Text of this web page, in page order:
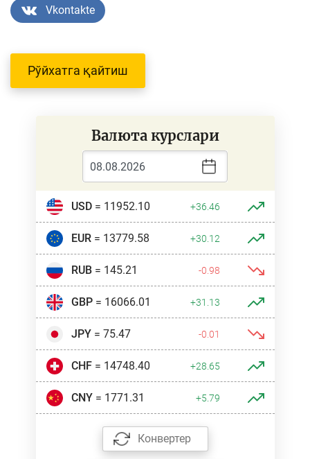
Vkontakte
Рўйхатга қайтиш
Валюта курслари
USD= 11952.10 +36.46
EUR= 13779.58 +30.12
RUB= 145.21 -0.98
GBP= 16066.01 +31.13
JPY= 75.47 -0.01
CHF= 14748.40 +28.65
CNY= 1771.31 +5.79
Конвертер